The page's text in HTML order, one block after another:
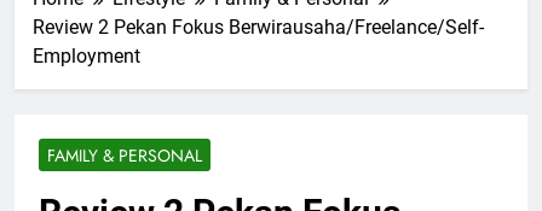
Review 2 Pekan Fokus Berwirausaha/Freelance/Self-
Employment
FAMILY & PERSONAL